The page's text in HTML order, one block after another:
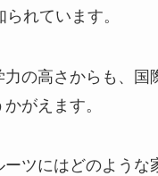
れています。
力の高さからも、国
がえます。
ーツにはどのような